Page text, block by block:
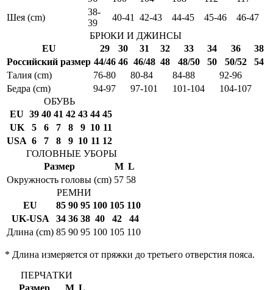
Шея (cm)
38-
39
40-41 42-43 44-45 45-46
46-47
БРЮКИ И ДЖИНСЫ
EU
29 30 31 32 33 34 36
38
Российский размер 44/46 46 46/48 48 48/50 50 50/52
54
Талия (cm)
76-80 80-84 84-88
92-96
Бедра (cm)
94-97 97-101 101-104
104-107
ОБУВЬ
EU 39 40 41 42 43 44 45
UK
5 6 7 8 9 10 11
USA 6 7 8 9 10 11 12
ГОЛОВНЫЕ УБОРЫ
Размер
M L
Окружность головы (cm) 57 58
РЕМНИ
EU
85 90 95 100 105 110
UK-USA
34 36 38 40 42
44
Длина (cm) 85 90 95 100 105 110
* Длина измеряется от пряжки до третьего отверстия пояса.
ПЕРЧАТКИ
Размер
M L